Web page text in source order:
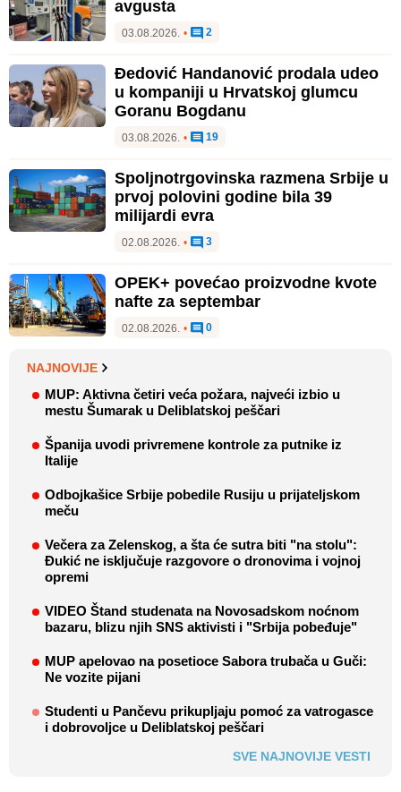
avgusta
03.08.2026. • 2
Đedović Handanović prodala udeo
u kompaniji u Hrvatskoj glumcu
Goranu Bogdanu
03.08.2026. • 19
Spoljnotrgovinska razmena Srbije u
prvoj polovini godine bila 39
milijardi evra
02.08.2026. • 3
OPEK+ povećao proizvodne kvote
nafte za septembar
02.08.2026. • 0
NAJNOVIJE
MUP: Aktivna četiri veća požara, najveći izbio u
mestu Šumarak u Deliblatskoj peščari
Španija uvodi privremene kontrole za putnike iz
Italije
Odbojkašice Srbije pobedile Rusiju u prijateljskom
meču
Večera za Zelenskog, a šta će sutra biti "na stolu":
Đukić ne isključuje razgovore o dronovima i vojnoj
opremi
VIDEO Štand studenata na Novosadskom noćnom
bazaru, blizu njih SNS aktivisti i "Srbija pobeđuje"
MUP apelovao na posetioce Sabora trubača u Guči:
Ne vozite pijani
Studenti u Pančevu prikupljaju pomoć za vatrogasce
i dobrovoljce u Deliblatskoj peščari
SVE NAJNOVIJE VESTI